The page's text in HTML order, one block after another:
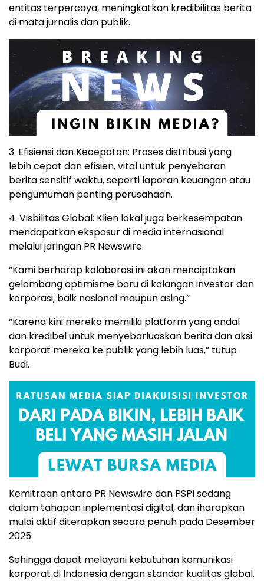
entitas terpercaya, meningkatkan kredibilitas berita
di mata jurnalis dan publik.
3. Efisiensi dan Kecepatan: Proses distribusi yang
lebih cepat dan efisien, vital untuk penyebaran
berita sensitif waktu, seperti laporan keuangan atau
pengumuman penting perusahaan.
4. Visbilitas Global: Klien lokal juga berkesempatan
mendapatkan eksposur di media internasional
melalui jaringan PR Newswire.
“Kami berharap kolaborasi ini akan menciptakan
gelombang optimisme baru di kalangan investor dan
korporasi, baik nasional maupun asing.”
“Karena kini mereka memiliki platform yang andal
dan kredibel untuk menyebarluaskan berita dan aksi
korporat mereka ke publik yang lebih luas,” tutup
Budi.
Kemitraan antara PR Newswire dan PSPI sedang
dalam tahapan inplementasi digital, dan iharapkan
mulai aktif diterapkan secara penuh pada Desember
2025.
Sehingga dapat melayani kebutuhan komunikasi
korporat di Indonesia dengan standar kualitas global.